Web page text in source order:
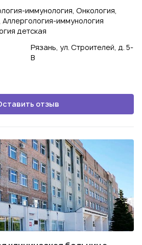
иммунология, Онкология,
Аллергология-иммунология
детская
Рязань, ул. Строителей, д. 5-
В
отзыв